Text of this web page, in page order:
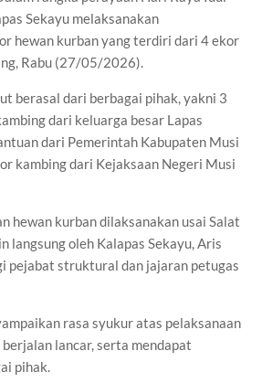
Sekayu melaksanakan
hewan kurban yang terdiri dari 4 ekor
Rabu (27/05/2026).
berasal dari berbagai pihak, yakni 3
dari keluarga besar Lapas
dari Pemerintah Kabupaten Musi
kambing dari Kejaksaan Negeri Musi
hewan kurban dilaksanakan usai Salat
langsung oleh Kalapas Sekayu, Aris
pejabat struktural dan jajaran petugas
rasa syukur atas pelaksanaan
lancar, serta mendapat
pihak.